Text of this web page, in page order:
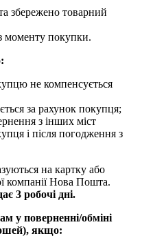
збережено товарний
моменту покупки.
не компенсується
за рахунок покупця;
з інших міст
і після погодження з
на картку або
компанії Нова Пошта.
3 робочі дні.
у поверненні/обміні
якщо: